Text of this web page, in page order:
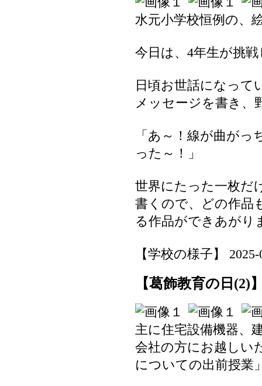
水元小学校恒例の、
今日は、4年生が挑
日頃お世話になって
メッセージを書き、
「あ～！線が曲が
った～！」
世界にたった一枚だ
書くので、どの作品
る作品ができあがり
【学校の様子】
【葛飾教育の日(2)
主に住宅設備機器、
会社の方にお越しい
についての出前授業